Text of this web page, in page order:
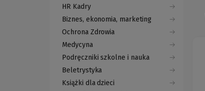
HR Kadry
Biznes, ekonomia, marketing
Ochrona Zdrowia
Medycyna
Podręczniki szkolne i nauka
Beletrystyka
Książki dla dzieci